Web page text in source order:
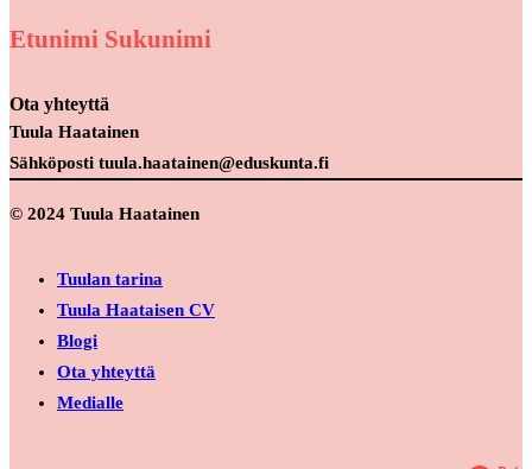
Etunimi Sukunimi
Ota yhteyttä
Tuula Haatainen
Sähköposti tuula.haatainen@eduskunta.fi
© 2024 Tuula Haatainen
Tuulan tarina
Tuula Haataisen CV
Blogi
Ota yhteyttä
Medialle